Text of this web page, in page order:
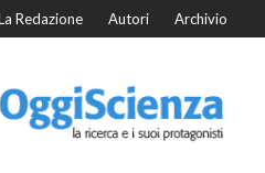
Redazione Autori Archivio